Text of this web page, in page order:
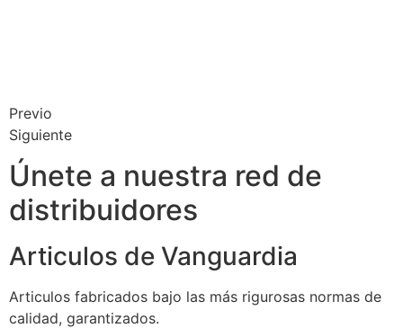
Previo
Siguiente
Únete a nuestra red de
distribuidores
Articulos de Vanguardia
Articulos fabricados bajo las más rigurosas normas de
calidad, garantizados.